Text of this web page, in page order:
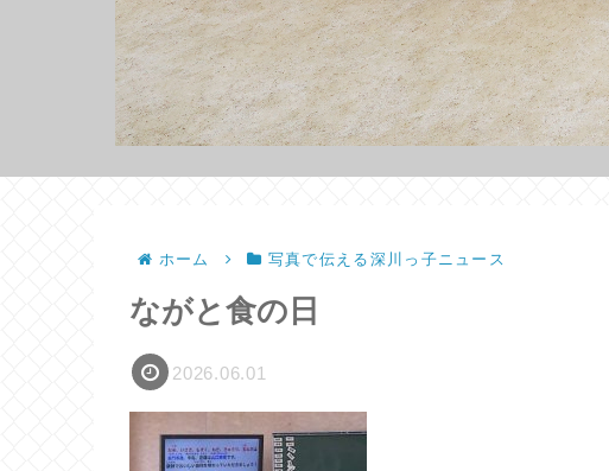
ホーム 写真で伝える深川っ子ニュース
ながと食の日
2026.06.01